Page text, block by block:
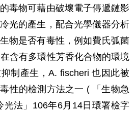
毒物可藉由破壞電子傳遞鏈影
光的產生，配合光學儀器分析
物是否有毒性，例如費氏弧菌
在含有多環性芳香化合物的環境
制產生，A. fischeri 也因此被
性的檢測方法之一 ( 「生物急
光法」106年6月14日環署檢字